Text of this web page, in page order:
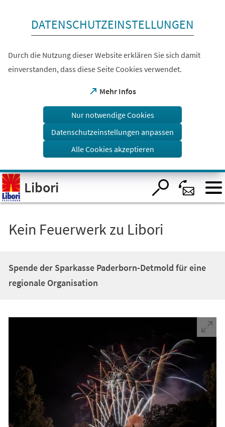
Visuelle
Assistenzsoftware
öffnen.
DATENSCHUTZEINSTELLUNGEN
Durch die Nutzung dieser Website erklären Sie sich damit
einverstanden, dass diese Seite Cookies verwendet.
Mehr Infos
(Öffnet
einem
Tab)
Nur notwendige Cookies
Datenschutzeinstellungen anpassen
Alle Cookies akzeptieren
Libori
Kein Feuerwerk zu Libori
Spende der Sparkasse Paderborn-Detmold für eine
regionale Organisation